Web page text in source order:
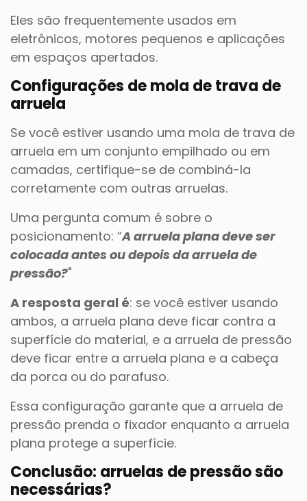
Eles são frequentemente usados em
eletrônicos, motores pequenos e aplicações
em espaços apertados.
Configurações de mola de trava de
arruela
Se você estiver usando uma mola de trava de
arruela em um conjunto empilhado ou em
camadas, certifique-se de combiná-la
corretamente com outras arruelas.
Uma pergunta comum é sobre o
posicionamento: “A arruela plana deve ser
colocada antes ou depois da arruela de
pressão?"
A resposta geral é: se você estiver usando
ambos, a arruela plana deve ficar contra a
superfície do material, e a arruela de pressão
deve ficar entre a arruela plana e a cabeça
da porca ou do parafuso.
Essa configuração garante que a arruela de
pressão prenda o fixador enquanto a arruela
plana protege a superfície.
Conclusão: arruelas de pressão são
necessárias?